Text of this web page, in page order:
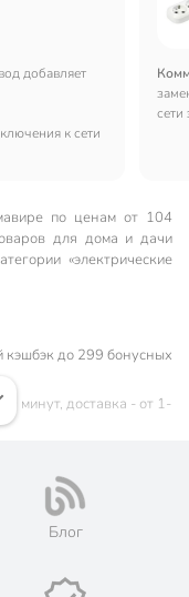
добавляет
к сети
сети
по ценам от 104
для дома и дачи
«электрические
до 299 бонусных
минут, доставка - от 1-
заказ и оплатить
магазинов Порядок.
доставку для товара
от 3000 рублей в
Блог